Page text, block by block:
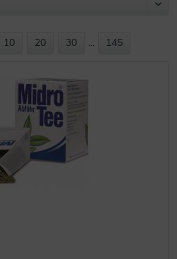
10 20 30 ... 145